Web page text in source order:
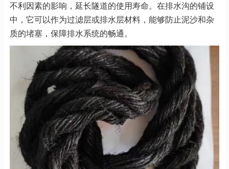
不利因素的影响，延长隧道的使用寿命。在排水沟的铺设
中，它可以作为过滤层或排水层材料，能够防止泥沙和杂
质的堵塞，保障排水系统的畅通。